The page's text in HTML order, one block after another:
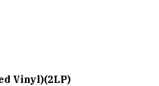
Vinyl)(2LP)